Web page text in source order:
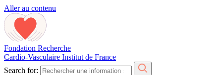
Aller au contenu
Fondation Recherche
Cardio-Vasculaire Institut de France
Search for: